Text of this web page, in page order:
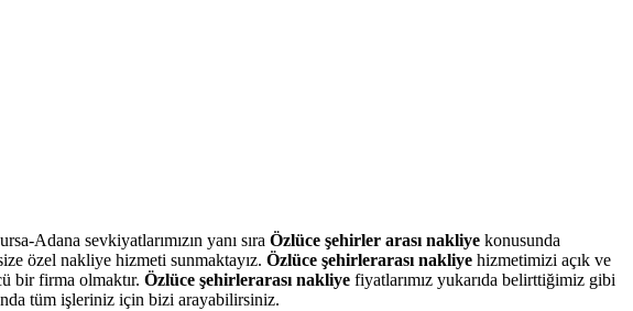
Adana sevkiyatlarımızın yanı sıra Özlüce şehirler arası nakliye konusunda
özel nakliye hizmeti sunmaktayız. Özlüce şehirlerarası nakliye hizmetimizi açık ve
bir firma olmaktır. Özlüce şehirlerarası nakliye fiyatlarımız yukarıda belirttiğimiz gibi
tüm işleriniz için bizi arayabilirsiniz.